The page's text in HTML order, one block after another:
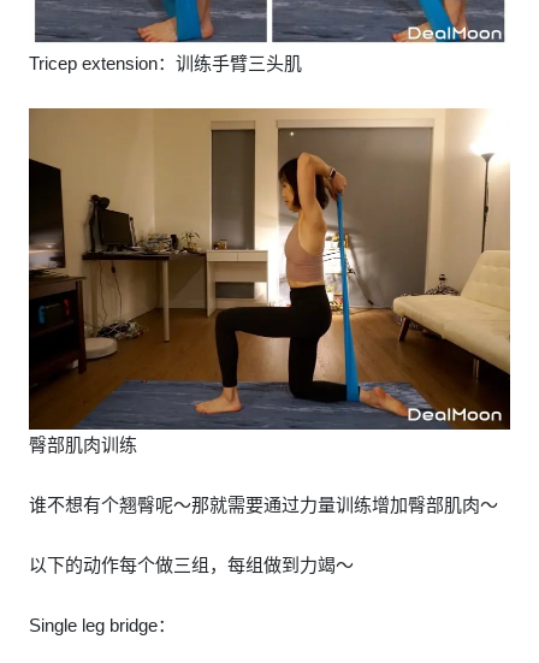
Tricep extension：训练手臂三头肌
臀部肌肉训练
谁不想有个翘臀呢～那就需要通过力量训练增加臀部肌肉～
以下的动作每个做三组，每组做到力竭～
Single leg bridge：